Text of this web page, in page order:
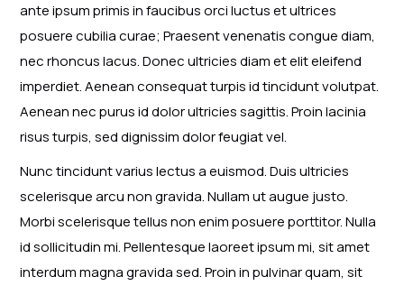
ante ipsum primis in faucibus orci luctus et ultrices
posuere cubilia curae; Praesent venenatis congue diam,
nec rhoncus lacus. Donec ultricies diam et elit eleifend
imperdiet. Aenean consequat turpis id tincidunt volutpat.
Aenean nec purus id dolor ultricies sagittis. Proin lacinia
risus turpis, sed dignissim dolor feugiat vel.
Nunc tincidunt varius lectus a euismod. Duis ultricies
scelerisque arcu non gravida. Nullam ut augue justo.
Morbi scelerisque tellus non enim posuere porttitor. Nulla
id sollicitudin mi. Pellentesque laoreet ipsum mi, sit amet
interdum magna gravida sed. Proin in pulvinar quam, sit